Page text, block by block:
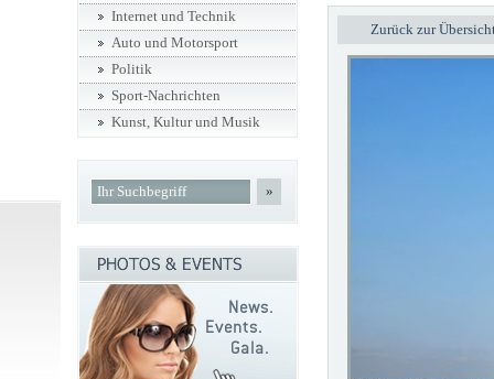
Zurück zur
Internet und Technik
Auto und Motorsport
Politik
Sport-Nachrichten
Kunst, Kultur und Musik
»